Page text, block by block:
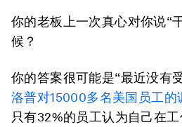
你的老板上一次真心对你说“
候？
你的答案很可能是“最近没有
洛普对15000多名美国员工的
只有32%的员工认为自己在